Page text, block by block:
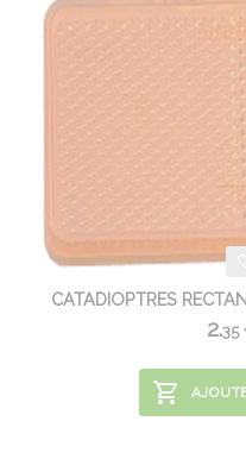
CATADIOPTRES
2.35